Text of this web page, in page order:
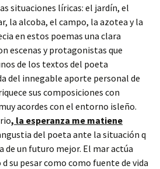
situaciones líricas: el jardín, el
la alcoba, el campo, la azotea y la
en estos poemas una clara
escenas y protagonistas que
de los textos del poeta
del innegable aporte personal de
sus composiciones con
acordes con el entorno isleño.
, la esperanza me matiene
del poeta ante la situación q
de un futuro mejor. El mar actúa
su pesar como como fuente de vida